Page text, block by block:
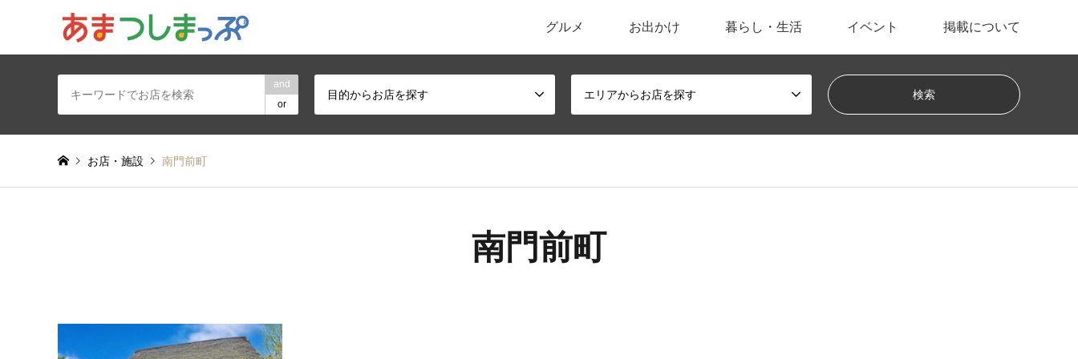
グルメ お出かけ 暮らし・生活 イベント 掲載について
and
or
目的からお店を探す エリアからお店を探す
お店・施設 南門前町
南門前町